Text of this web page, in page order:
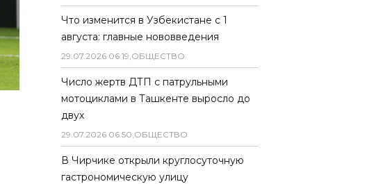
Что изменится в Узбекистане с 1
августа: главные нововведения
29.07.2026 06:19,ОБЩЕСТВО
Число жертв ДТП с патрульными
мотоциклами в Ташкенте выросло до
двух
29.07.2026 06:50,ОБЩЕСТВО
В Чирчике открыли круглосуточную
гастрономическую улицу